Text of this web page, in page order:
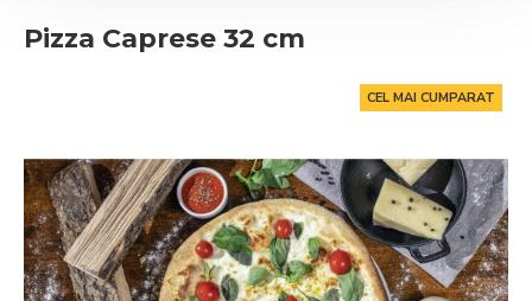
Pizza Caprese 32 cm
CEL MAI CUMPARAT